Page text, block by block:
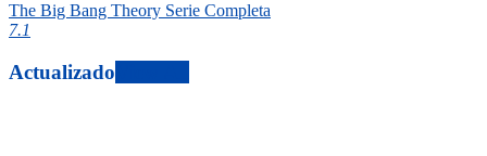
The Big Bang Theory Serie Completa
7.1
Actualizado